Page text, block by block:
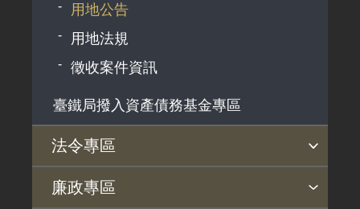
政策宣導廣告支出
用地公告
用地法規
徵收案件資訊
臺鐵局撥入資產債務基金專區
法令專區
法令查詢
解釋性規定及裁量基準
法令英譯徵集意見專區
訴願文件下載
相關實務判解
相關網站資源
廉政專區